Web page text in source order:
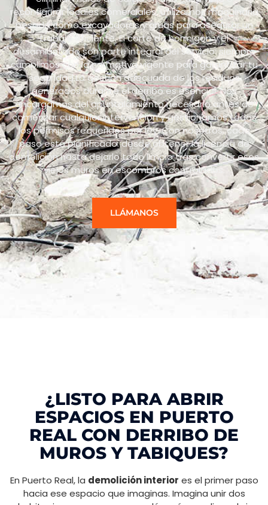
reconfigurar locales comerciales, utilizamos maquinaria
pesada como excavadoras y grúas para asegurar un
trabajo eficiente. El corte de hormigón y el
desamiantado son parte integral del servicio: siempre
cumplimos con la normativa vigente para garantizar tu
seguridad.La gestión adecuada de los residuos
generados durante el derribo es esencial. Nos
encargamos del apuntalamiento necesario antes de
comenzar cualquier intervención y gestionamos todos
los permisos requeridos por ley. Con nosotros, cada
paso está planificado: desde obtener la licencia de
demolición hasta dejarlo todo limpio tras convertir esos
viejos muros en escombros controlados.
LLÁMANOS
¿LISTO PARA ABRIR
ESPACIOS EN PUERTO
REAL CON DERRIBO DE
MUROS Y TABIQUES?
En Puerto Real, la demolición interior es el primer paso
hacia ese espacio que imaginas. Imagina unir dos